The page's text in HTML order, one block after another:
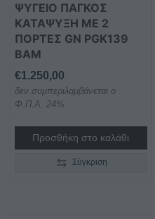
ΨΥΓΕΙΟ ΠΑΓΚΟΣ
ΚΑΤΑΨΥΞΗ ΜΕ 2
ΠΟΡΤΕΣ GN PGK139
BAM
€1.250,00
δεν συμπεριλαμβάνεται ο
Φ.Π.Α. 24%
Προσθήκη στο καλάθι
Σύγκριση